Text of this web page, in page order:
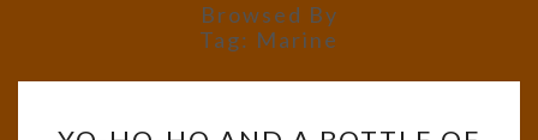
Browsed By
Tag: Marine